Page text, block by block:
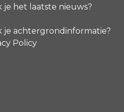
je het laatste nieuws?
je achtergrondinformatie?
Policy